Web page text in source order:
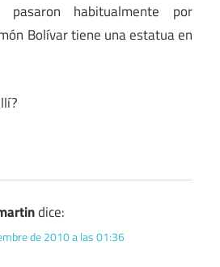
pasaron habitualmente por
Bolívar tiene una estatua en
dice:
de 2010 a las 01:36